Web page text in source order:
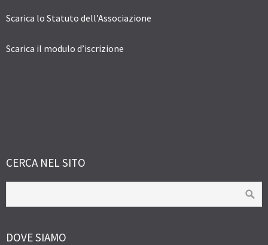
Scarica lo Statuto dell’Associazione
Scarica il modulo d’iscrizione
CERCA NEL SITO
DOVE SIAMO